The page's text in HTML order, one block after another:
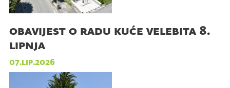
obavijest o radu kuće velebita 8.
lipnja
07.lip.2026